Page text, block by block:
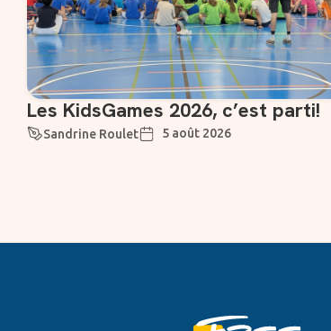
Les KidsGames 2026, c’est parti!
Sandrine Roulet 5 août 2026